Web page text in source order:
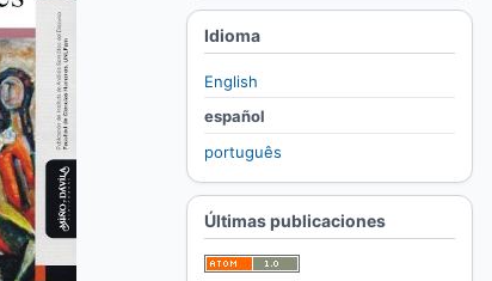
Idioma
English
español
português
Últimas publicaciones